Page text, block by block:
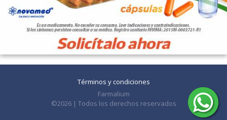
Términos y condiciones
Farmalium
©2026 | Todos los derechos reservados